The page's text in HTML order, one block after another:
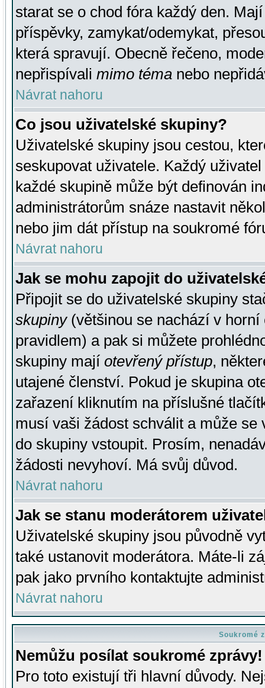
starat se o chod fóra každý den.
příspěvky, zamykat/odemykat,
která spravují. Obecně řečeno,
nepřispívali mimo téma nebo
Návrat nahoru
Co jsou uživatelské skupiny?
Uživatelské skupiny jsou cestou,
seskupovat uživatele. Každý
každé skupině může být definován
administrátorům snáze nastavit
nebo jim dát přístup na soukromé
Návrat nahoru
Jak se mohu zapojit do
Připojit se do uživatelské skupiny
skupiny(většinou se nachází v horní
pravidlem) a pak si můžete
skupiny mají otevřený přístup,
utajené členství. Pokud je skupina
zařazení kliknutím na příslušné
musí vaši žádost schválit a může se
do skupiny vstoupit. Prosím,
žádosti nevyhoví. Má svůj důvod.
Návrat nahoru
Jak se stanu moderátorem
Uživatelské skupiny jsou původně
také ustanovit moderátora. Máte-li
pak jako prvního kontaktujte
Návrat nahoru
Soukromé
Nemůžu posílat soukromé zprávy!
Pro toto existují tři hlavní důvody.